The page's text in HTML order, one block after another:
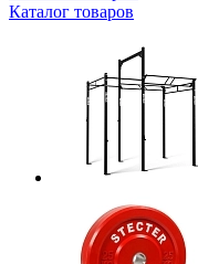
Каталог товаров